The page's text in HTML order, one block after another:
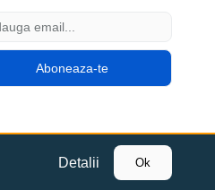
Detalii Ok